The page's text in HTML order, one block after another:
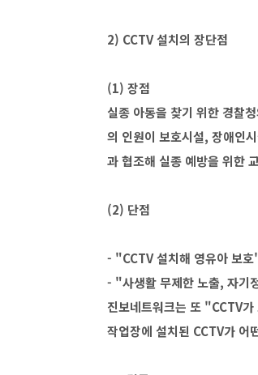
2) CCTV 설치의 장단점
(1) 장점
실종 아동을 찾기 위한 경찰
의 인원이 보호시설, 장애인
과 협조해 실종 예방을 위한
(2) 단점
- "CCTV 설치해 영유아 보
- "사생활 무제한 노출, 자기
진보네트워크는 또 "CCTV
작업장에 설치된 CCTV가 어